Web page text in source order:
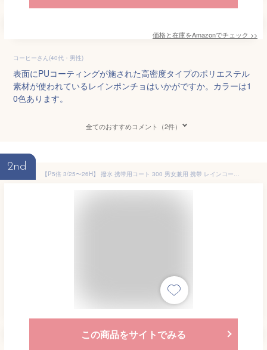
価格と在庫をAmazonでチェック >>
コーヒーさん(40代・男性)
表面にPUコーティングが施された高密度タイプのポリエステル
素材が使われているレインポンチョはいかがですか。カラーは1
0色あります。
全てのおすすめコメント（2件）
2nd
【P5倍 3/25〜26H】 撥水 携帯用コート 300 男女兼用 携帯 レインコート 軽量 約130gカッパ コンパクト 収納 旅行 野外イベント レジャー 急な雨にも対応 アウトドア ポケットコート 防風 防災 災害 公式 アエトニクス ミヤコート
この商品をサイトでみる